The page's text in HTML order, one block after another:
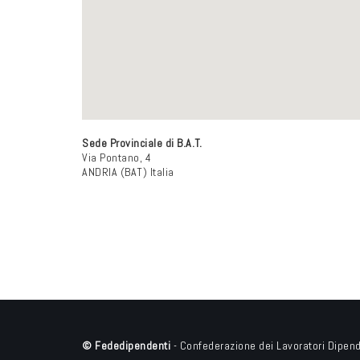
Sede Provinciale di B.A.T.
Via Pontano, 4
ANDRIA (BAT) Italia
© Fededipendenti - Confederazione dei Lavoratori